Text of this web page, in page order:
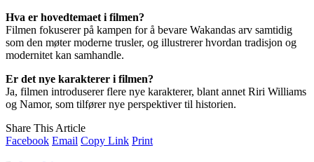
Hva er hovedtemaet i filmen?
Filmen fokuserer på kampen for å bevare Wakandas arv samtidig
som den møter moderne trusler, og illustrerer hvordan tradisjon og
modernitet kan samhandle.
Er det nye karakterer i filmen?
Ja, filmen introduserer flere nye karakterer, blant annet Riri Williams
og Namor, som tilfører nye perspektiver til historien.
Share This Article
Facebook Email Copy Link Print